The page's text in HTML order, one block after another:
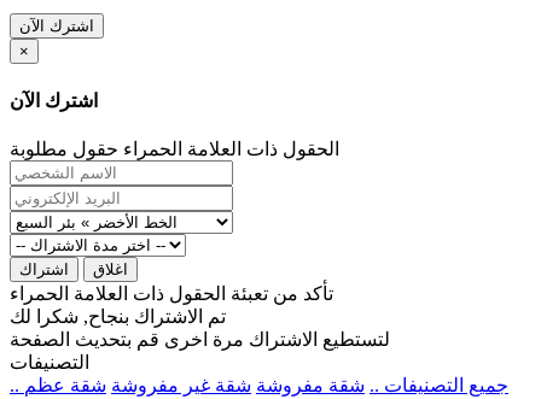
اشترك الآن
×
اشترك الآن
الحقول ذات العلامة الحمراء حقول مطلوبة
اشتراك اغلاق
تأكد من تعبئة الحقول ذات العلامة الحمراء
تم الاشتراك بنجاح, شكرا لك
لتستطيع الاشتراك مرة اخرى قم بتحديث الصفحة
التصنيفات
.. جميع التصنيفات .. شقة مفروشة شقة غير مفروشة شقة عظم